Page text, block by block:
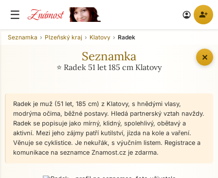
☰ Známost account_circle person_add
✕
Seznamka Plzeňský kraj Klatovy Radek
Seznamka
⭐ Radek 51 let 185 cm Klatovy
Radek je muž (51 let, 185 cm) z Klatovy, s hnědými vlasy,
modrýma očima, běžné postavy. Hledá partnerský vztah navždy.
Radek se popisuje jako mírný, klidný, spolehlivý, obětavý a
aktivní. Mezi jeho zájmy patří kutilství, jízda na kole a vaření.
Věnuje se cyklistice. Je nekuřák, s výučním listem. Registrace a
komunikace na seznamce Znamost.cz je zdarma.